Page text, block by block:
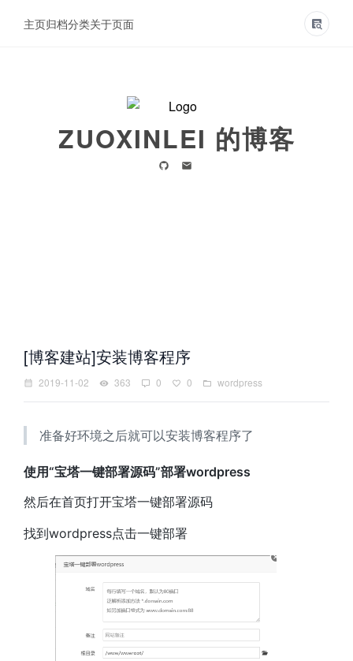
ZUOXINLEI 的博客
主页归档分类关于页面
[博客建站]安装博客程序
2019-11-02 363 0 0 wordpress
准备好环境之后就可以安装博客程序了
使用“宝塔一键部署源码”部署wordpress
然后在首页打开宝塔一键部署源码
找到wordpress点击一键部署